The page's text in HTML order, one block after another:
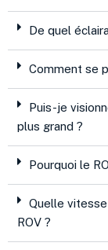
De quel
Comment se
Puis-je
plus grand ?
Pourquoi le
Quelle
ROV ?